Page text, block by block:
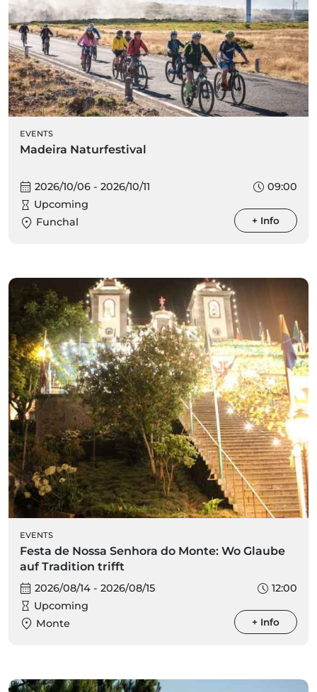
EVENTS
Madeira Naturfestival
2026/10/06 - 2026/10/11
09:00
Upcoming
Funchal
+ Info
EVENTS
Festa de Nossa Senhora do Monte: Wo Glaube
auf Tradition trifft
2026/08/14 - 2026/08/15
12:00
Upcoming
Monte
+ Info